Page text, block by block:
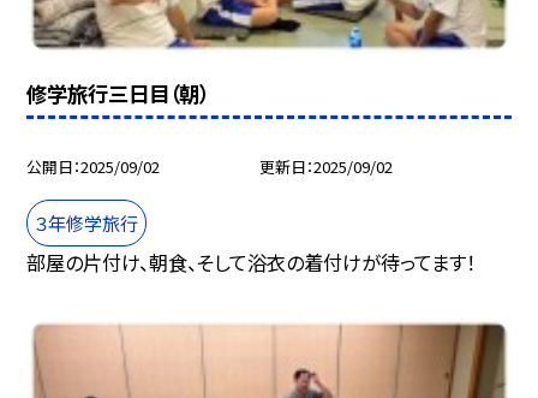
修学旅行三日目（朝）
公開日 2025/09/02 更新日 2025/09/02
３年修学旅行
部屋の片付け、朝食、そして浴衣の着付けが待ってます！